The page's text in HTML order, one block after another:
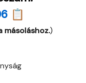
📋
másoláshoz.)